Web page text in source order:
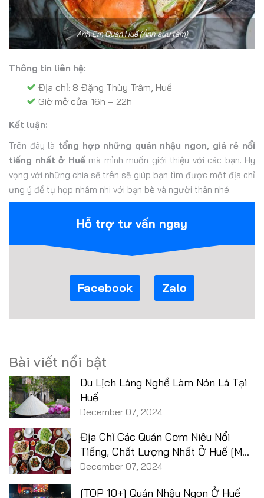
Anh Em Quán Huế (Ảnh sưu tầm)
Thông tin liên hệ:
Địa chỉ: 8 Đặng Thùy Trâm, Huế
Giờ mở cửa: 16h – 22h
Kết luận:
Trên đây là tổng hợp những quán nhậu ngon, giá rẻ nổi
tiếng nhất ở Huếmà mình muốn giới thiệu với các bạn. Hy
vọng với những chia sẽ trên sẽ giúp bạn tìm được một địa chỉ
ưng ý để tụ họp nhâm nhi với bạn bè và người thân nhé.
Hỗ trợ tư vấn ngay
Facebook Zalo
Bài viết nổi bật
Du Lịch Làng Nghề Làm Nón Lá Tại
Huế
December 07, 2024
Địa Chỉ Các Quán Cơm Niêu Nổi
Tiếng, Chất Lượng Nhất Ở Huế [MỚI
2025]
December 07, 2024
[TOP 10+] Quán Nhậu Ngon Ở Huế